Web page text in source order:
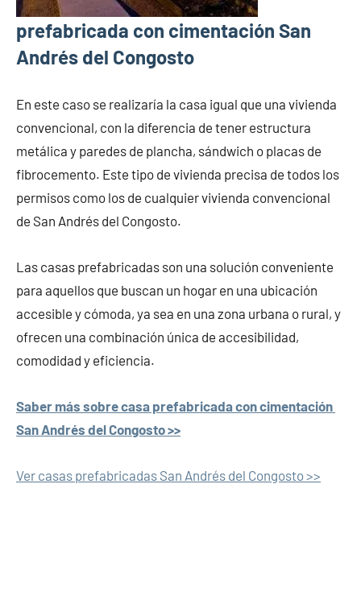
prefabricada con cimentación San
Andrés del Congosto
En este caso se realizaría la casa igual que una vivienda
convencional, con la diferencia de tener estructura
metálica y paredes de plancha, sándwich o placas de
fibrocemento. Este tipo de vivienda precisa de todos los
permisos como los de cualquier vivienda convencional
de San Andrés del Congosto.
Las casas prefabricadas son una solución conveniente
para aquellos que buscan un hogar en una ubicación
accesible y cómoda, ya sea en una zona urbana o rural, y
ofrecen una combinación única de accesibilidad,
comodidad y eficiencia.
Saber más sobre casa prefabricada con cimentación
San Andrés del Congosto >>
Ver casas prefabricadas San Andrés del Congosto >>